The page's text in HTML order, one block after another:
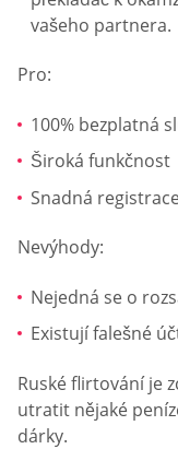
vašeho partnera.
Pro:
100% bezplatná
Široká funkčnost
Snadná
Nevýhody:
Nejedná se o
Existují falešné
Ruské flirtování je
utratit nějaké
dárky.